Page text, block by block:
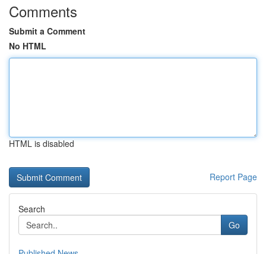
Comments
Submit a Comment
No HTML
HTML is disabled
Report Page
Search
Go